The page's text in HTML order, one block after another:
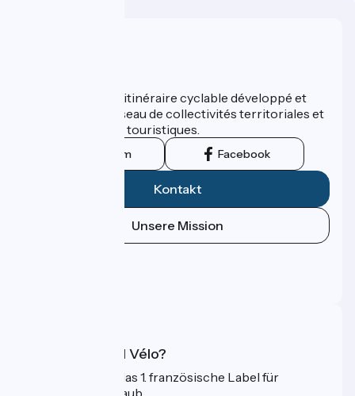
ViaRhôna est un itinéraire cyclable développé et
promu par un réseau de collectivités territoriales et
leurs institutions touristiques.
Instagram Facebook
Kontakt
Unsere Mission
Was ist Accueil Vélo?
Accueil Vélo ist das 1. französische Label für